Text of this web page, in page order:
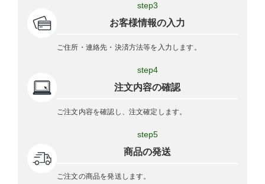
step3
お客様情報の入力
ご住所・連絡先・決済方法等を入力します。
step4
注文内容の確認
ご注文内容を確認し、注文確定します。
step5
商品の発送
ご注文の商品を発送します。